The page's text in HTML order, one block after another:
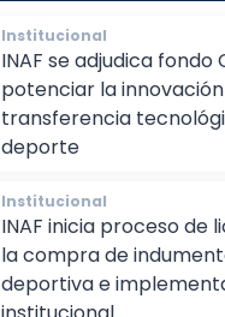
Institucional
INAF se adjudica fondo
potenciar la innovación
transferencia
deporte
Institucional
INAF inicia proceso de
la compra de
deportiva e